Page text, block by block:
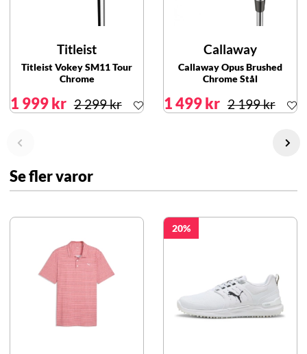
Titleist
Titleist Vokey SM11 Tour
Chrome
1 999 kr 2 299 kr
Callaway
Callaway Opus Brushed
Chrome Stål
1 499 kr 2 199 kr
Se fler varor
20